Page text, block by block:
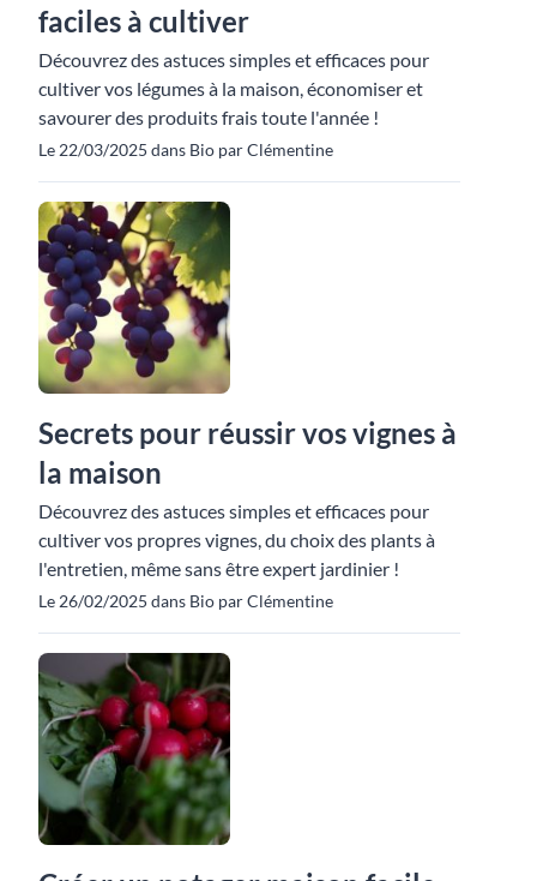
faciles à cultiver
Découvrez des astuces simples et efficaces pour
cultiver vos légumes à la maison, économiser et
savourer des produits frais toute l'année !
Le 22/03/2025 dans Bio par Clémentine
Secrets pour réussir vos vignes à
la maison
Découvrez des astuces simples et efficaces pour
cultiver vos propres vignes, du choix des plants à
l'entretien, même sans être expert jardinier !
Le 26/02/2025 dans Bio par Clémentine